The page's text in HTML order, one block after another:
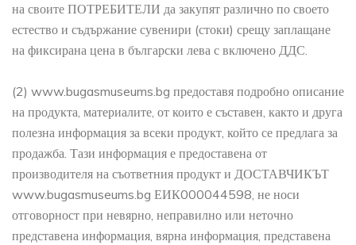
на своите ПОТРЕБИТЕЛИ да закупят различно по своето
естество и съдържание сувенири (стоки) срещу заплащане
на фиксирана цена в български лева с включено ДДС.
(2) www.bugasmuseums.bg предоставя подробно описание
на продукта, материалите, от които е съставен, както и друга
полезна информация за всеки продукт, който се предлага за
продажба. Тази информация е предоставена от
производителя на съответния продукт и ДОСТАВЧИКЪТ
www.bugasmuseums.bg ЕИК000044598, не носи
отговорност при невярно, неправилно или неточно
представена информация, вярна информация, представена